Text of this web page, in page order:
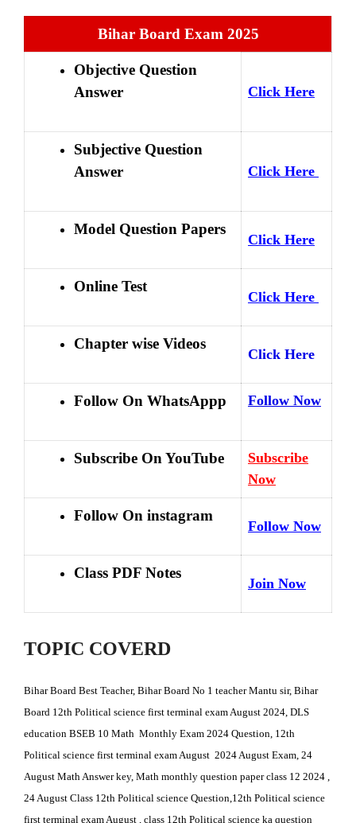
Bihar Board Exam 2025
Objective Question
Answer
Click Here
Subjective Question
Answer
Click Here
Model Question Papers
Click Here
Online Test
Click Here
Chapter wise Videos
Click Here
Follow On WhatsAppp Follow Now
Subscribe On YouTube
Subscribe
Now
Follow On instagram
Follow Now
Class PDF Notes
Join Now
TOPIC COVERD
Bihar Board Best Teacher, Bihar Board No 1 teacher Mantu sir, Bihar
Board 12th Political science first terminal exam August 2024, DLS
education BSEB 10 Math Monthly Exam 2024 Question, 12th
Political science first terminal exam August 2024 August Exam, 24
August Math Answer key, Math monthly question paper class 12 2024 ,
24 August Class 12th Political science Question,12th Political science
first terminal exam August , class 12th Political science ka question